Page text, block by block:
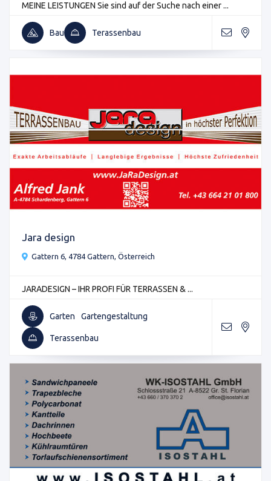
MEINE LEISTUNGEN Sie sind auf der Suche nach einer ...
Bau Terassenbau
Jara design
Gattern 6, 4784 Gattern, Österreich
JARADESIGN – IHR PROFI FÜR TERRASSEN & ...
Garten Gartengestaltung
Terassenbau